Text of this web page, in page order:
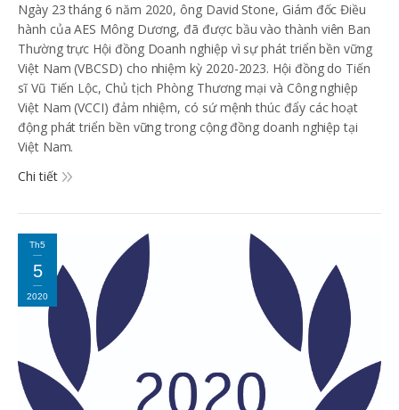
Ngày 23 tháng 6 năm 2020, ông David Stone, Giám đốc Điều
hành của AES Mông Dương, đã được bầu vào thành viên Ban
Thường trực Hội đồng Doanh nghiệp vì sự phát triển bền vững
Việt Nam (VBCSD) cho nhiệm kỳ 2020-2023. Hội đồng do Tiến
sĩ Vũ Tiến Lộc, Chủ tịch Phòng Thương mại và Công nghiệp
Việt Nam (VCCI) đảm nhiệm, có sứ mệnh thúc đẩy các hoạt
động phát triển bền vững trong cộng đồng doanh nghiệp tại
Việt Nam.
Chi tiết
Th5
5
2020